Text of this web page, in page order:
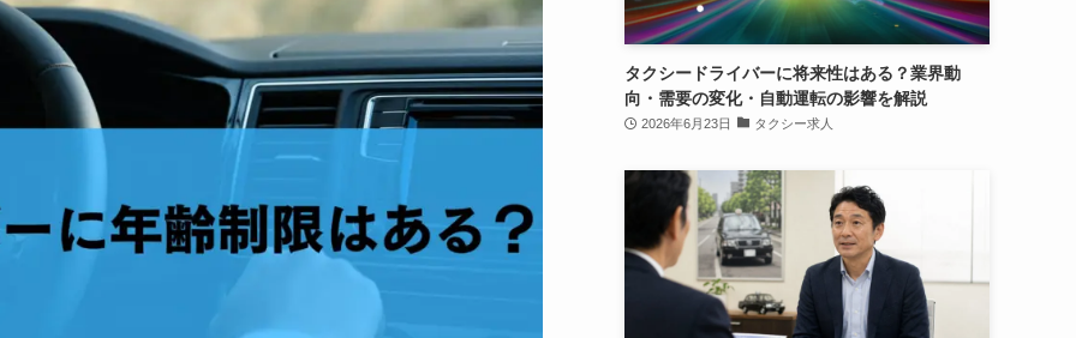
タクシードライバーに将来性はある？業界動
向・需要の変化・自動運転の影響を解説
2026年6月23日 タクシー求人